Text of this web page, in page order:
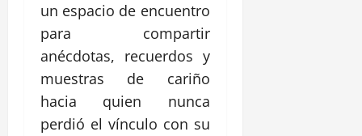
un espacio de encuentro
para compartir
anécdotas, recuerdos y
muestras de cariño
hacia quien nunca
perdió el vínculo con su